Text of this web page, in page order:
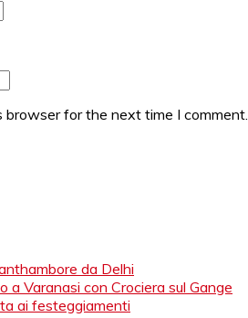
browser for the next time I comment.
da Delhi
a Varanasi con Crociera sul Gange
ai festeggiamenti